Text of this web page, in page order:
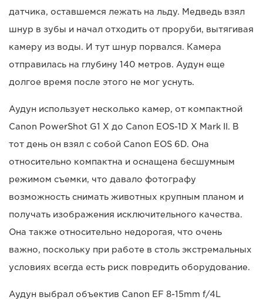
датчика, оставшемся лежать на льду. Медведь взял
шнур в зубы и начал отходить от проруби, вытягивая
камеру из воды. И тут шнур порвался. Камера
отправилась на глубину 140 метров. Аудун еще
долгое время после этого не мог уснуть.
Аудун использует несколько камер, от компактной
Canon PowerShot G1 X до Canon EOS-1D X Mark II. В
тот день он взял с собой Canon EOS 6D. Она
относительно компактна и оснащена бесшумным
режимом съемки, что давало фотографу
возможность снимать животных крупным планом и
получать изображения исключительного качества.
Она также относительно недорогая, что очень
важно, поскольку при работе в столь экстремальных
условиях всегда есть риск повредить оборудование.
Аудун выбрал объектив Canon EF 8-15mm f/4L